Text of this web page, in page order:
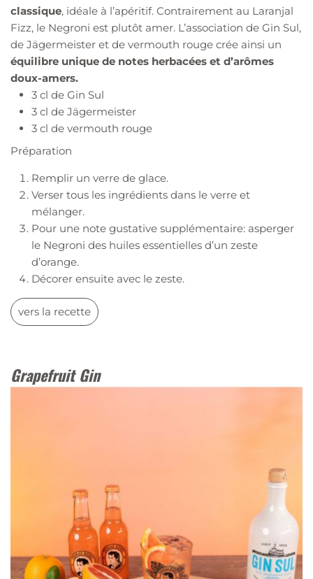
classique, idéale à l’apéritif. Contrairement au Laranjal
Fizz, le Negroni est plutôt amer. L’association de Gin Sul,
de Jägermeister et de vermouth rouge crée ainsi un
équilibre unique de notes herbacées et d’arômes
doux-amers.
3 cl de Gin Sul
3 cl de Jägermeister
3 cl de vermouth rouge
Préparation
Remplir un verre de glace.
Verser tous les ingrédients dans le verre et
mélanger.
Pour une note gustative supplémentaire: asperger
le Negroni des huiles essentielles d’un zeste
d’orange.
Décorer ensuite avec le zeste.
vers la recette
Grapefruit Gin